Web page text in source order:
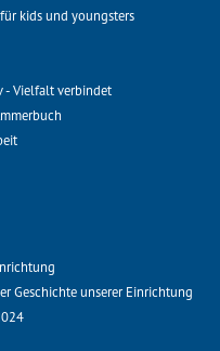
kids und youngsters
- Vielfalt verbindet
Geschichte unserer Einrichtung